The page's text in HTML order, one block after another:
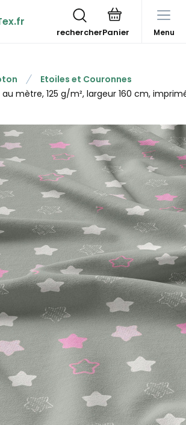
rechercher Menu
Etoiles et Couronnes
mètre, 125 g/m², largeur 160 cm,